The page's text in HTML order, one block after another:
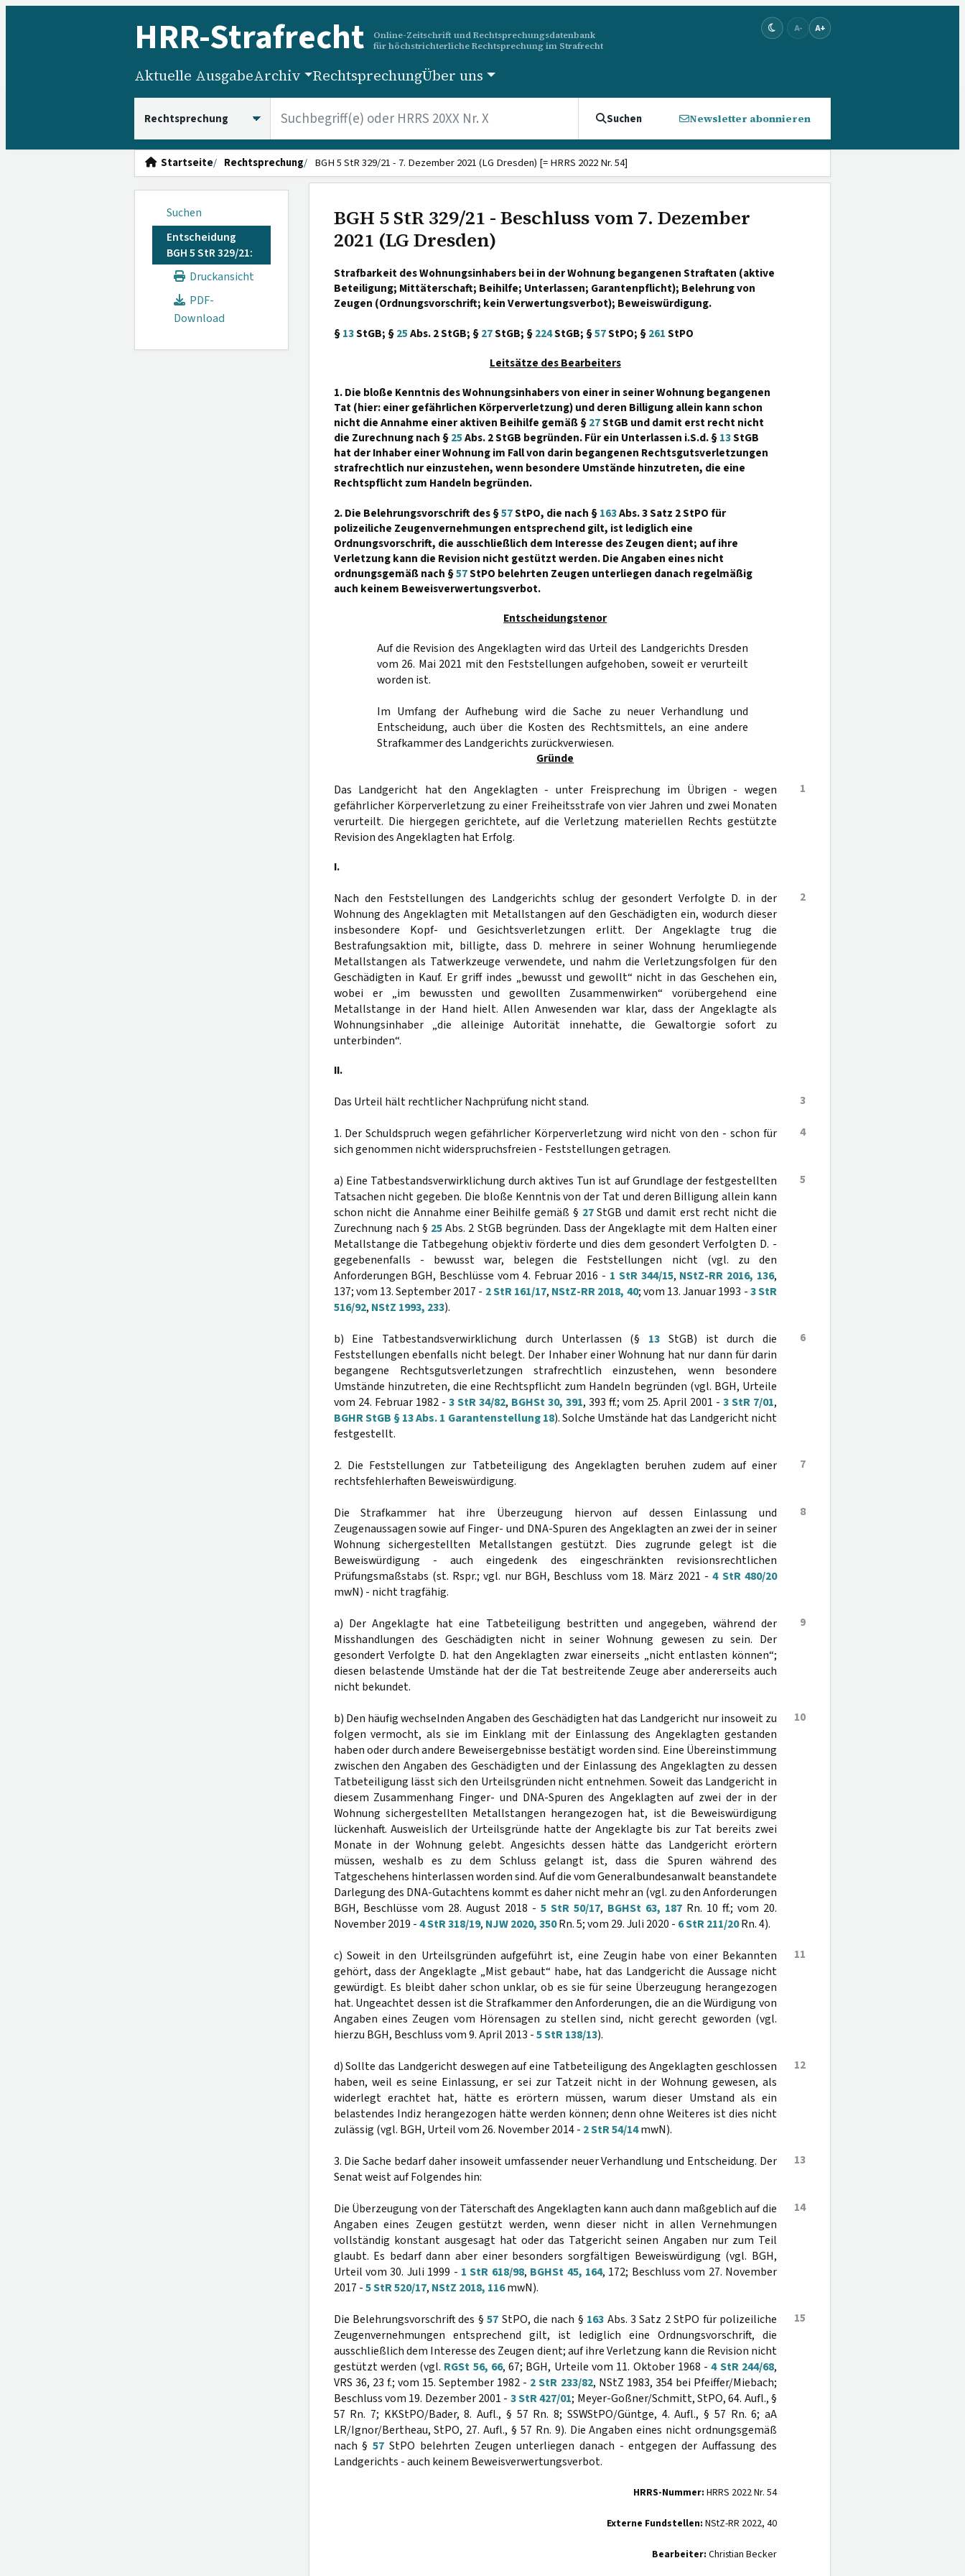
HRR-Strafrecht
Online-Zeitschrift und Rechtsprechungsdatenbank
für höchstrichterliche Rechtsprechung im Strafrecht
A- A+
Aktuelle AusgabeArchiv RechtsprechungÜber uns
Suchen Newsletter abonnieren
Startseite Rechtsprechung BGH 5 StR 329/21 - 7. Dezember 2021 (LG Dresden) [= HRRS 2022 Nr. 54]
Suchen
Entscheidung
BGH 5 StR 329/21:
Druckansicht
PDF-
Download
BGH 5 StR 329/21 - Beschluss vom 7. Dezember
2021 (LG Dresden)
Strafbarkeit des Wohnungsinhabers bei in der Wohnung begangenen Straftaten (aktive
Beteiligung; Mittäterschaft; Beihilfe; Unterlassen; Garantenpflicht); Belehrung von
Zeugen (Ordnungsvorschrift; kein Verwertungsverbot); Beweiswürdigung.
§13StGB; §25Abs. 2 StGB; §27StGB; §224StGB; §57StPO; §261StPO
Leitsätze des Bearbeiters
1. Die bloße Kenntnis des Wohnungsinhabers von einer in seiner Wohnung begangenen
Tat (hier: einer gefährlichen Körperverletzung) und deren Billigung allein kann schon
nicht die Annahme einer aktiven Beihilfe gemäß §27StGB und damit erst recht nicht
die Zurechnung nach §25Abs. 2 StGB begründen. Für ein Unterlassen i.S.d. §13StGB
hat der Inhaber einer Wohnung im Fall von darin begangenen Rechtsgutsverletzungen
strafrechtlich nur einzustehen, wenn besondere Umstände hinzutreten, die eine
Rechtspflicht zum Handeln begründen.
2. Die Belehrungsvorschrift des §57StPO, die nach §163Abs. 3 Satz 2 StPO für
polizeiliche Zeugenvernehmungen entsprechend gilt, ist lediglich eine
Ordnungsvorschrift, die ausschließlich dem Interesse des Zeugen dient; auf ihre
Verletzung kann die Revision nicht gestützt werden. Die Angaben eines nicht
ordnungsgemäß nach §57StPO belehrten Zeugen unterliegen danach regelmäßig
auch keinem Beweisverwertungsverbot.
Entscheidungstenor
Auf die Revision des Angeklagten wird das Urteil des Landgerichts Dresden
vom 26. Mai 2021 mit den Feststellungen aufgehoben, soweit er verurteilt
worden ist.
Im Umfang der Aufhebung wird die Sache zu neuer Verhandlung und
Entscheidung, auch über die Kosten des Rechtsmittels, an eine andere
Strafkammer des Landgerichts zurückverwiesen.
Gründe
1
Das Landgericht hat den Angeklagten - unter Freisprechung im Übrigen - wegen
gefährlicher Körperverletzung zu einer Freiheitsstrafe von vier Jahren und zwei Monaten
verurteilt. Die hiergegen gerichtete, auf die Verletzung materiellen Rechts gestützte
Revision des Angeklagten hat Erfolg.
I.
2
Nach den Feststellungen des Landgerichts schlug der gesondert Verfolgte D. in der
Wohnung des Angeklagten mit Metallstangen auf den Geschädigten ein, wodurch dieser
insbesondere Kopf- und Gesichtsverletzungen erlitt. Der Angeklagte trug die
Bestrafungsaktion mit, billigte, dass D. mehrere in seiner Wohnung herumliegende
Metallstangen als Tatwerkzeuge verwendete, und nahm die Verletzungsfolgen für den
Geschädigten in Kauf. Er griff indes „bewusst und gewollt“ nicht in das Geschehen ein,
wobei er „im bewussten und gewollten Zusammenwirken“ vorübergehend eine
Metallstange in der Hand hielt. Allen Anwesenden war klar, dass der Angeklagte als
Wohnungsinhaber „die alleinige Autorität innehatte, die Gewaltorgie sofort zu
unterbinden“.
II.
3
Das Urteil hält rechtlicher Nachprüfung nicht stand.
4
1. Der Schuldspruch wegen gefährlicher Körperverletzung wird nicht von den - schon für
sich genommen nicht widerspruchsfreien - Feststellungen getragen.
5
a) Eine Tatbestandsverwirklichung durch aktives Tun ist auf Grundlage der festgestellten
Tatsachen nicht gegeben. Die bloße Kenntnis von der Tat und deren Billigung allein kann
schon nicht die Annahme einer Beihilfe gemäß § 27StGB und damit erst recht nicht die
Zurechnung nach § 25Abs. 2 StGB begründen. Dass der Angeklagte mit dem Halten einer
Metallstange die Tatbegehung objektiv förderte und dies dem gesondert Verfolgten D. -
gegebenenfalls - bewusst war, belegen die Feststellungen nicht (vgl. zu den
Anforderungen BGH, Beschlüsse vom 4. Februar 2016 - 1 StR 344/15, NStZ-RR 2016, 136,
137; vom 13. September 2017 - 2 StR 161/17, NStZ-RR 2018, 40; vom 13. Januar 1993 -3 StR
516/92, NStZ 1993, 233).
6
b) Eine Tatbestandsverwirklichung durch Unterlassen (§ 13 StGB) ist durch die
Feststellungen ebenfalls nicht belegt. Der Inhaber einer Wohnung hat nur dann für darin
begangene Rechtsgutsverletzungen strafrechtlich einzustehen, wenn besondere
Umstände hinzutreten, die eine Rechtspflicht zum Handeln begründen (vgl. BGH, Urteile
vom 24. Februar 1982 - 3 StR 34/82, BGHSt 30, 391, 393 ff.; vom 25. April 2001 - 3 StR 7/01,
BGHR StGB § 13 Abs. 1 Garantenstellung 18). Solche Umstände hat das Landgericht nicht
festgestellt.
7
2. Die Feststellungen zur Tatbeteiligung des Angeklagten beruhen zudem auf einer
rechtsfehlerhaften Beweiswürdigung.
8
Die Strafkammer hat ihre Überzeugung hiervon auf dessen Einlassung und
Zeugenaussagen sowie auf Finger- und DNA-Spuren des Angeklagten an zwei der in seiner
Wohnung sichergestellten Metallstangen gestützt. Dies zugrunde gelegt ist die
Beweiswürdigung - auch eingedenk des eingeschränkten revisionsrechtlichen
Prüfungsmaßstabs (st. Rspr.; vgl. nur BGH, Beschluss vom 18. März 2021 -4 StR 480/20
mwN) - nicht tragfähig.
9
a) Der Angeklagte hat eine Tatbeteiligung bestritten und angegeben, während der
Misshandlungen des Geschädigten nicht in seiner Wohnung gewesen zu sein. Der
gesondert Verfolgte D. hat den Angeklagten zwar einerseits „nicht entlasten können“;
diesen belastende Umstände hat der die Tat bestreitende Zeuge aber andererseits auch
nicht bekundet.
10
b) Den häufig wechselnden Angaben des Geschädigten hat das Landgericht nur insoweit zu
folgen vermocht, als sie im Einklang mit der Einlassung des Angeklagten gestanden
haben oder durch andere Beweisergebnisse bestätigt worden sind. Eine Übereinstimmung
zwischen den Angaben des Geschädigten und der Einlassung des Angeklagten zu dessen
Tatbeteiligung lässt sich den Urteilsgründen nicht entnehmen. Soweit das Landgericht in
diesem Zusammenhang Finger- und DNA-Spuren des Angeklagten auf zwei der in der
Wohnung sichergestellten Metallstangen herangezogen hat, ist die Beweiswürdigung
lückenhaft. Ausweislich der Urteilsgründe hatte der Angeklagte bis zur Tat bereits zwei
Monate in der Wohnung gelebt. Angesichts dessen hätte das Landgericht erörtern
müssen, weshalb es zu dem Schluss gelangt ist, dass die Spuren während des
Tatgeschehens hinterlassen worden sind. Auf die vom Generalbundesanwalt beanstandete
Darlegung des DNA-Gutachtens kommt es daher nicht mehr an (vgl. zu den Anforderungen
BGH, Beschlüsse vom 28. August 2018 - 5 StR 50/17, BGHSt 63, 187Rn. 10 ff.; vom 20.
November 2019 -4 StR 318/19, NJW 2020, 350Rn. 5; vom 29. Juli 2020 - 6 StR 211/20Rn. 4).
11
c) Soweit in den Urteilsgründen aufgeführt ist, eine Zeugin habe von einer Bekannten
gehört, dass der Angeklagte „Mist gebaut“ habe, hat das Landgericht die Aussage nicht
gewürdigt. Es bleibt daher schon unklar, ob es sie für seine Überzeugung herangezogen
hat. Ungeachtet dessen ist die Strafkammer den Anforderungen, die an die Würdigung von
Angaben eines Zeugen vom Hörensagen zu stellen sind, nicht gerecht geworden (vgl.
hierzu BGH, Beschluss vom 9. April 2013 -5 StR 138/13).
12
d) Sollte das Landgericht deswegen auf eine Tatbeteiligung des Angeklagten geschlossen
haben, weil es seine Einlassung, er sei zur Tatzeit nicht in der Wohnung gewesen, als
widerlegt erachtet hat, hätte es erörtern müssen, warum dieser Umstand als ein
belastendes Indiz herangezogen hätte werden können; denn ohne Weiteres ist dies nicht
zulässig (vgl. BGH, Urteil vom 26. November 2014 - 2 StR 54/14mwN).
13
3. Die Sache bedarf daher insoweit umfassender neuer Verhandlung und Entscheidung. Der
Senat weist auf Folgendes hin:
14
Die Überzeugung von der Täterschaft des Angeklagten kann auch dann maßgeblich auf die
Angaben eines Zeugen gestützt werden, wenn dieser nicht in allen Vernehmungen
vollständig konstant ausgesagt hat oder das Tatgericht seinen Angaben nur zum Teil
glaubt. Es bedarf dann aber einer besonders sorgfältigen Beweiswürdigung (vgl. BGH,
Urteil vom 30. Juli 1999 - 1 StR 618/98, BGHSt 45, 164, 172; Beschluss vom 27. November
2017 -5 StR 520/17, NStZ 2018, 116mwN).
15
Die Belehrungsvorschrift des §57 StPO, die nach § 163 Abs. 3 Satz 2 StPO für polizeiliche
Zeugenvernehmungen entsprechend gilt, ist lediglich eine Ordnungsvorschrift, die
ausschließlich dem Interesse des Zeugen dient; auf ihre Verletzung kann die Revision nicht
gestützt werden (vgl. RGSt 56, 66, 67; BGH, Urteile vom 11. Oktober 1968 -4 StR 244/68,
VRS 36, 23 f.; vom 15. September 1982 - 2 StR 233/82, NStZ 1983, 354 bei Pfeiffer/Miebach;
Beschluss vom 19. Dezember 2001 - 3 StR 427/01; Meyer-Goßner/Schmitt, StPO, 64. Aufl., §
57 Rn. 7; KKStPO/Bader, 8. Aufl., § 57 Rn. 8; SSWStPO/Güntge, 4. Aufl., § 57 Rn. 6; aA
LR/Ignor/Bertheau, StPO, 27. Aufl., § 57 Rn. 9). Die Angaben eines nicht ordnungsgemäß
nach §57 StPO belehrten Zeugen unterliegen danach - entgegen der Auffassung des
Landgerichts - auch keinem Beweisverwertungsverbot.
HRRS-Nummer: HRRS 2022 Nr. 54
Externe Fundstellen: NStZ-RR 2022, 40
Bearbeiter: Christian Becker